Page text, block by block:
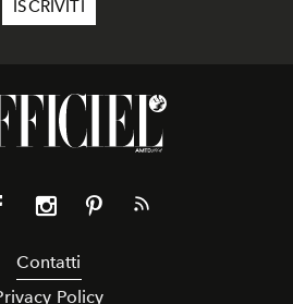
Contatti
Policy